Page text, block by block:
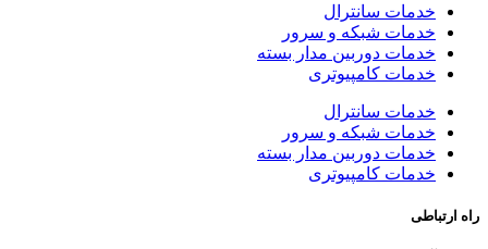
خدمات سانترال
خدمات شبکه و سرور
خدمات دوربین مدار بسته
خدمات کامپیوتری
خدمات سانترال
خدمات شبکه و سرور
خدمات دوربین مدار بسته
خدمات کامپیوتری
راه ارتباطی